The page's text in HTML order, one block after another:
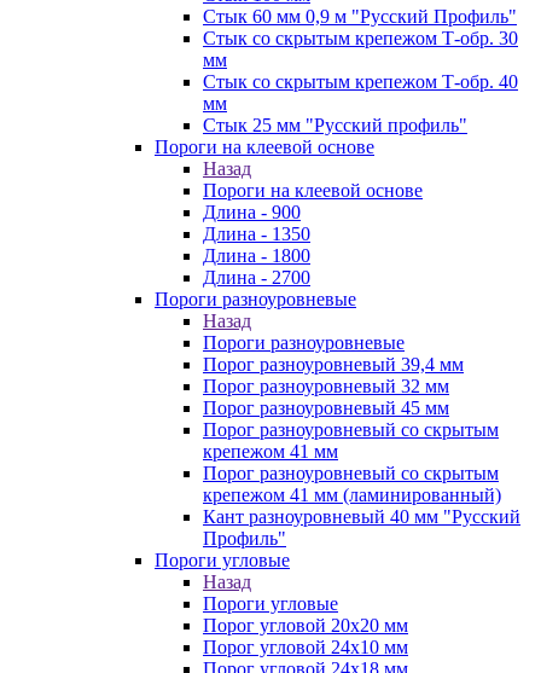
Стык 60 мм 0,9 м "Русский Профиль"
Стык со скрытым крепежом Т-обр. 30
мм
Стык со скрытым крепежом Т-обр. 40
мм
Стык 25 мм "Русский профиль"
Пороги на клеевой основе
Назад
Пороги на клеевой основе
Длина - 900
Длина - 1350
Длина - 1800
Длина - 2700
Пороги разноуровневые
Назад
Пороги разноуровневые
Порог разноуровневый 39,4 мм
Порог разноуровневый 32 мм
Порог разноуровневый 45 мм
Порог разноуровневый со скрытым
крепежом 41 мм
Порог разноуровневый со скрытым
крепежом 41 мм (ламинированный)
Кант разноуровневый 40 мм "Русский
Профиль"
Пороги угловые
Назад
Пороги угловые
Порог угловой 20х20 мм
Порог угловой 24х10 мм
Порог угловой 24х18 мм